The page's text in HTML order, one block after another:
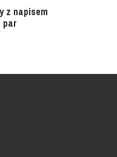
z napisem
par